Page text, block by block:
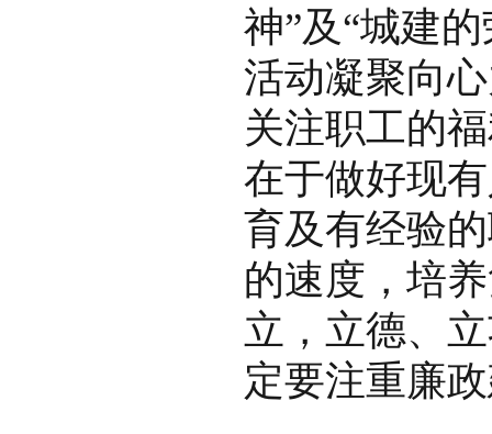
神”及“城建
活动凝聚向
关注职工的
在于做好现
育及有经验
的速度，培
立，立德、
定要注重廉